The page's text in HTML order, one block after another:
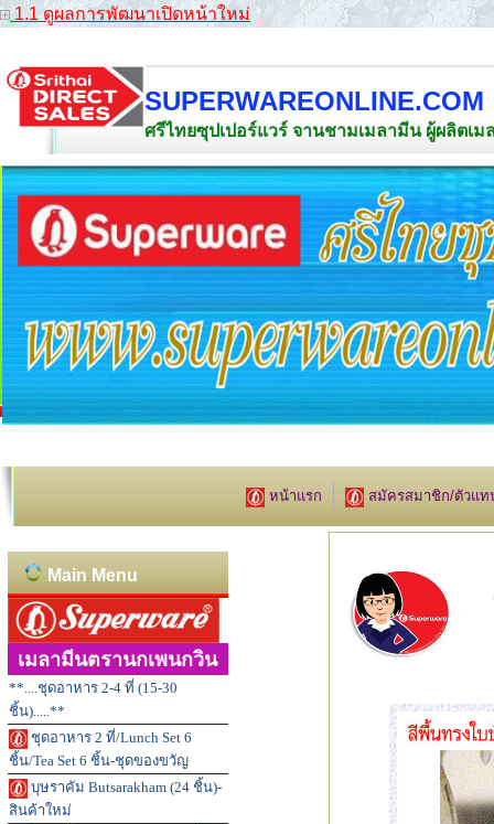
1.1 ดูผลการพัฒนาเปิดหน้าใหม่
SUPERWAREONLINE.COM
ศรีไทยซุปเปอร์แวร์ จานชามเมลามีน ผู้ผลิต
หน้าแรก สมัครสมาชิก/ตัวแท
Main Menu
เมลามีนตรานกเพนกวิน
**....ชุดอาหาร 2-4 ที่ (15-30
ชิ้น).....**
ชุดอาหาร 2 ที่/Lunch Set 6
ชิ้น/Tea Set 6 ชิ้น-ชุดของขวัญ
บุษราคัม Butsarakham (24 ชิ้น)-
สินค้าใหม่